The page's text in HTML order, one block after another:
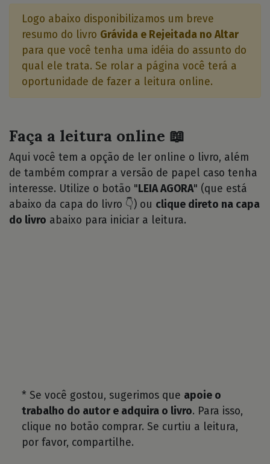
Logo abaixo disponibilizamos um breve
resumo do livro Grávida e Rejeitada no Altar
para que você tenha uma idéia do assunto do
qual ele trata. Se rolar a página você terá a
oportunidade de fazer a leitura online.
Faça a leitura online 📖
Aqui você tem a opção de ler online o livro, além
de também comprar a versão de papel caso tenha
interesse. Utilize o botão " LEIA AGORA" (que está
abaixo da capa do livro 👇) ou clique direto na capa
do livro abaixo para iniciar a leitura.
* Se você gostou, sugerimos que apoie o
trabalho do autor e adquira o livro. Para isso,
clique no botão comprar. Se curtiu a leitura,
por favor, compartilhe.